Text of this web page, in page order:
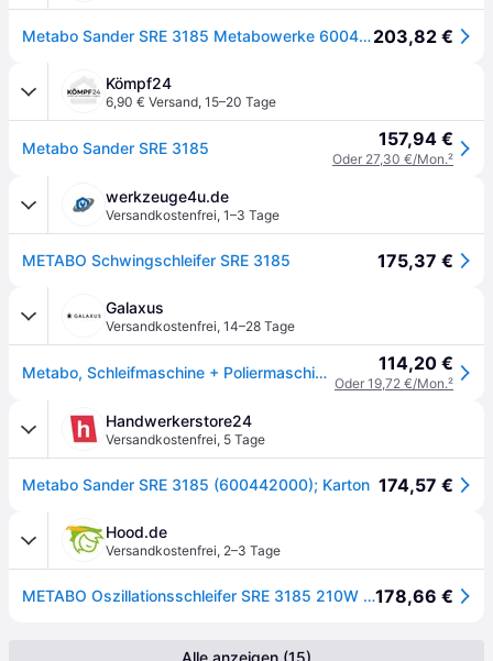
Metabo Sander SRE 3185 Metabowerke 600442000203,82 €
Kömpf24
6,90 € Versand, 15–20 Tage
Metabo Sander SRE 3185 157,94 €
Oder 27,30 €/Mon.²
werkzeuge4u.de
Versandkostenfrei, 1–3 Tage
METABO Schwingschleifer SRE 3185 175,37 €
Galaxus
Versandkostenfrei, 14–28 Tage
Metabo, Schleifmaschine + Poliermaschine, Schwingschleifer (Schwingschleifer) 114,20 €
Oder 19,72 €/Mon.²
Handwerkerstore24
Versandkostenfrei, 5 Tage
Metabo Sander SRE 3185 (600442000); Karton 174,57 €
Hood.de
Versandkostenfrei, 2–3 Tage
METABO Oszillationsschleifer SRE 3185 210W 92x184mm REG. OBR178,66 €
Alle anzeigen (15)